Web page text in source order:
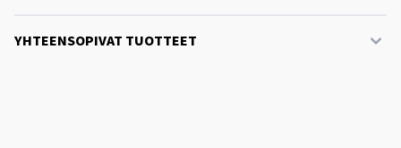
YHTEENSOPIVAT TUOTTEET